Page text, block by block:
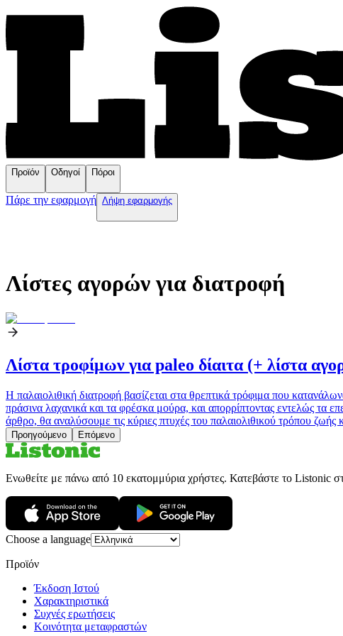
Προϊόν Οδηγοί Πόροι
Πάρε την εφαρμογή Λήψη εφαρμογής
Λίστες αγορών για διατροφή
Λίστα τροφίμων για paleo δίαιτα (+ λίστα
Η παλαιολιθική διατροφή βασίζεται στα θρεπτικά τρόφιμα που
πράσινα λαχανικά και τα φρέσκα μούρα, και απορρίπτοντας εντελώς τα
άρθρο, θα αναλύσουμε τις κύριες πτυχές του παλαιολιθικού τρόπου
Προηγούμενο Επόμενο
Ενωθείτε με πάνω από 10 εκατομμύρια χρήστες. Κατεβάστε το Listonic
Choose a language
Προϊόν
Έκδοση Ιστού
Χαρακτηριστικά
Συχνές ερωτήσεις
Κοινότητα μεταφραστών